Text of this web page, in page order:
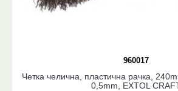
960017
Четка челична, пластична рачка,
0,5mm, EXTOL